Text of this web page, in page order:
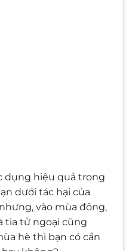
dụng hiệu quả trong
dưới tác hại của
vào mùa đông,
tia tử ngoại cũng
hè thì bạn có cần